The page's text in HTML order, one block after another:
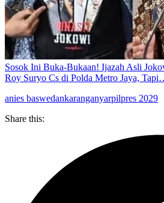
Sosok Ini Buka-Bukaan! Ijazah Asli
Roy Suryo Cs di Polda Metro Jaya,
anies baswedankaranganyarpilpres 2029
Share this: